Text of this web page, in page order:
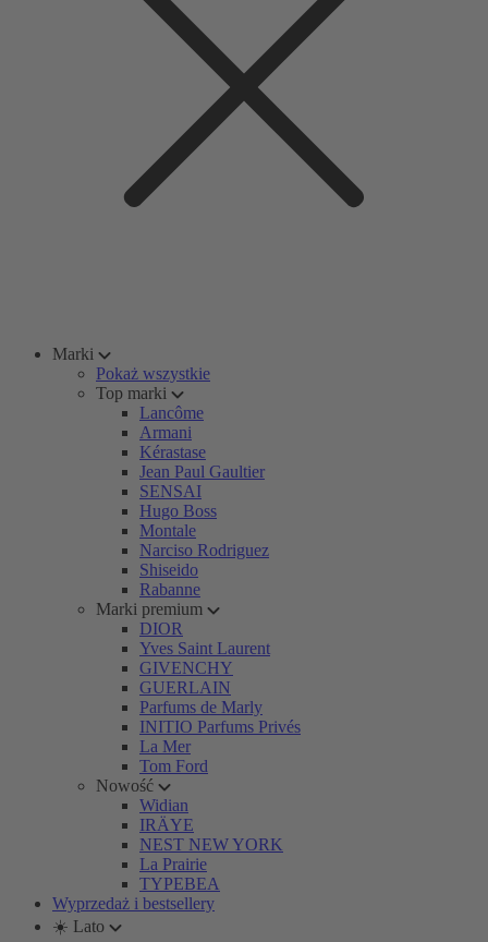
Marki
Pokaż wszystkie
Top marki
Lancôme
Armani
Kérastase
Jean Paul Gaultier
SENSAI
Hugo Boss
Montale
Narciso Rodriguez
Shiseido
Rabanne
Marki premium
DIOR
Yves Saint Laurent
GIVENCHY
GUERLAIN
Parfums de Marly
INITIO Parfums Privés
La Mer
Tom Ford
Nowość
Widian
IRÄYE
NEST NEW YORK
La Prairie
TYPEBEA
Wyprzedaż i bestsellery
☀️ Lato